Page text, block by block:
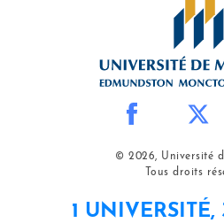
© 2026, Université
Tous droits
1 UNIVERSITÉ,